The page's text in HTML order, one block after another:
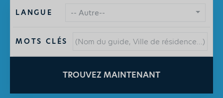
LANGUE -- Autre--
MOTS CLÉS
TROUVEZ MAINTENANT